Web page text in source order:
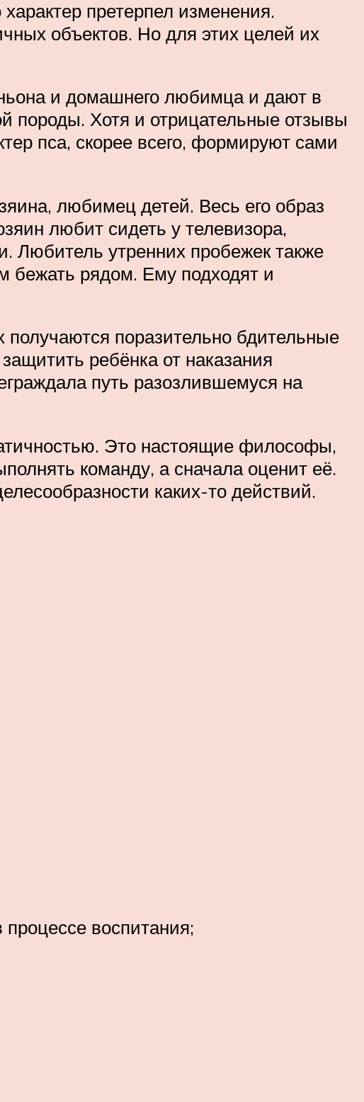
претерпел изменения.
объектов. Но для этих целей их
и домашнего любимца и дают в
породы. Хотя и отрицательные отзывы
пса, скорее всего, формируют сами
любимец детей. Весь его образ
любит сидеть у телевизора,
Любитель утренних пробежек также
бежать рядом. Ему подходят и
поразительно бдительные
ребёнка от наказания
путь разозлившемуся на
Это настоящие философы,
команду, а сначала оценит её.
каких-то действий.
воспитания;